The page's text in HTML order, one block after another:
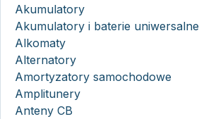
Akumulatory
Akumulatory i baterie uniwersalne
Alkomaty
Alternatory
Amortyzatory samochodowe
Amplitunery
Anteny CB